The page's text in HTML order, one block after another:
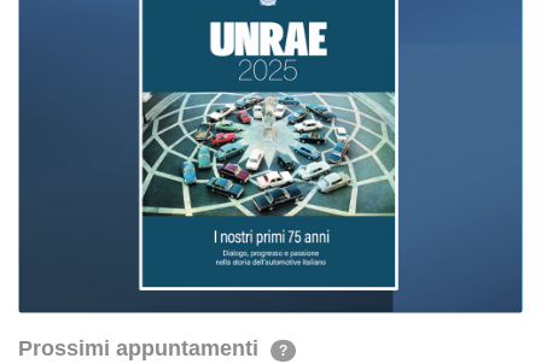
Prossimi appuntamenti ?